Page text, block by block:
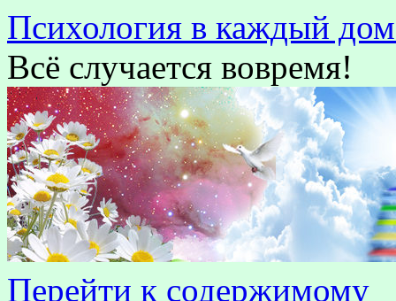
Психология в каждый
Всё случается вовремя!
Перейти к содержимому